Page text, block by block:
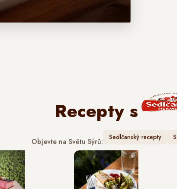
Recepty s
Objevte na Světu Sýrů: Sedlčanský recepty